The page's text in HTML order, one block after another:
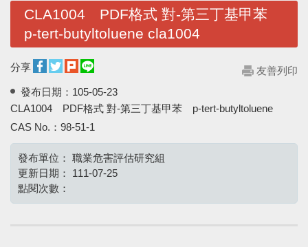
CLA1004 PDF格式 對-第三丁基甲苯
p-tert-butyltoluene cla1004
分享
友善列印
發布日期： 105-05-23
CLA1004 PDF格式 對-第三丁基甲苯 p-tert-butyltoluene
CAS No.：98-51-1
發布單位： 職業危害評估研究組
更新日期：
111-07-25
點閱次數：